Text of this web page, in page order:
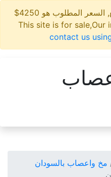
هذا الموقع معروض للبيع, السعر المطلوب هو 4250$
This site is for
contact us
واعصاب بالسودان